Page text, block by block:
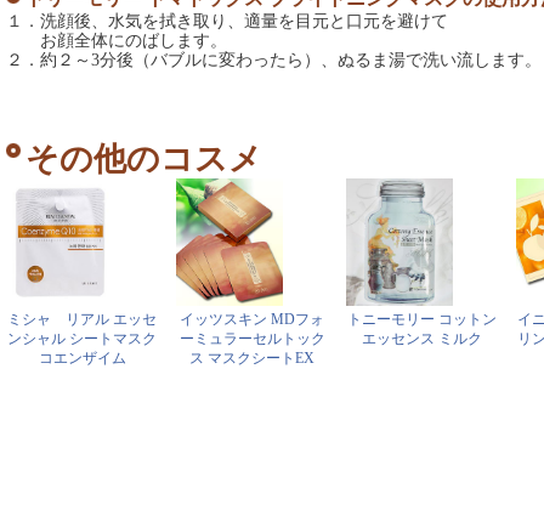
１．洗顔後、水気を拭き取り、適量を目元と口元を避けて
お顔全体にのばします。
２．約２～3分後（バブルに変わったら）、ぬるま湯で洗い流します。
その他のコスメ
ミシャ リアル エッセ
ンシャル シートマスク
コエンザイム
イッツスキン MDフォ
ーミュラーセルトック
ス マスクシートEX
トニーモリー コットン
エッセンス ミルク
イ
リ